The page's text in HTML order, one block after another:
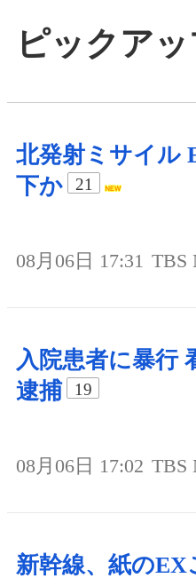
ピックア
北発射ミサイル
下か
21
08月06日 17:31 TBS
入院患者に暴行
逮捕
19
08月06日 17:02 TBS
新幹線、紙のEX